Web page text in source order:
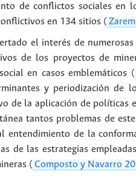
de conflictos sociales
en 134 sitios (
el interés de
de los proyectos de
en casos emblemáticos (
y periodización de
de la aplicación de políticas
tantos problemas de
entendimiento de la
de las estrategias
( Composto y Navarro